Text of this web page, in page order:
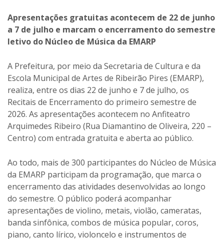
Apresentações gratuitas acontecem de 22 de junho
a 7 de julho e marcam o encerramento do semestre
letivo do Núcleo de Música da EMARP
A Prefeitura, por meio da Secretaria de Cultura e da
Escola Municipal de Artes de Ribeirão Pires (EMARP),
realiza, entre os dias 22 de junho e 7 de julho, os
Recitais de Encerramento do primeiro semestre de
2026. As apresentações acontecem no Anfiteatro
Arquimedes Ribeiro (Rua Diamantino de Oliveira, 220 –
Centro) com entrada gratuita e aberta ao público.
Ao todo, mais de 300 participantes do Núcleo de Música
da EMARP participam da programação, que marca o
encerramento das atividades desenvolvidas ao longo
do semestre. O público poderá acompanhar
apresentações de violino, metais, violão, cameratas,
banda sinfônica, combos de música popular, coros,
piano, canto lírico, violoncelo e instrumentos de